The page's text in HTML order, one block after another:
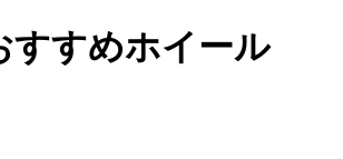
すめホイール